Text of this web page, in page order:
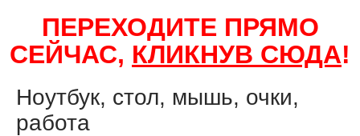
ПЕРЕХОДИТЕ ПРЯМО
СЕЙЧАС, КЛИКНУВ СЮДА!
Ноутбук, стол, мышь, очки,
работа